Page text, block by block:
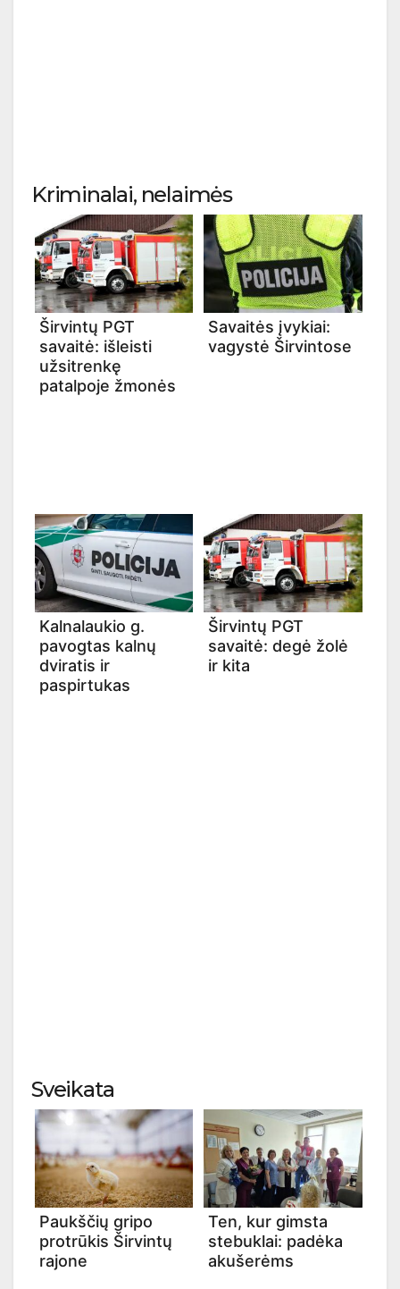
Kriminalai, nelaimės
Širvintų PGT
savaitė: išleisti
užsitrenkę
patalpoje žmonės
Savaitės įvykiai:
vagystė Širvintose
Kalnalaukio g.
pavogtas kalnų
dviratis ir
paspirtukas
Širvintų PGT
savaitė: degė žolė
ir kita
Sveikata
Paukščių gripo
protrūkis Širvintų
rajone
Ten, kur gimsta
stebuklai: padėka
akušerėms